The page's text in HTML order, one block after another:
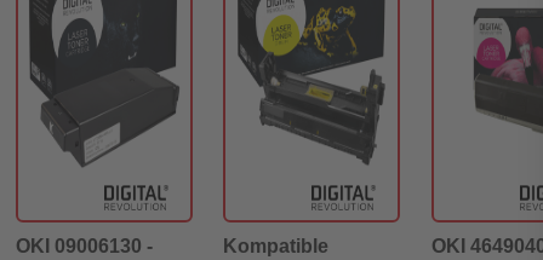
OKI 09006130 - Kompatible OKI